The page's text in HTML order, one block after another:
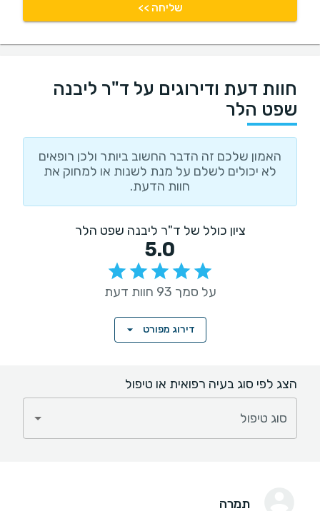
שליחה >>
חוות דעת ודירוגים על ד"ר ליבנה
שפט הלר
האמון שלכם זה הדבר החשוב ביותר ולכן רופאים
לא יכולים לשלם על מנת לשנות או למחוק את
חוות הדעת.
ציון כולל של ד"ר ליבנה שפט הלר
5.0
על סמך 93 חוות דעת
דירוג מפורט
הצג לפי סוג בעיה רפואית או טיפול
סוג טיפול
תמרה